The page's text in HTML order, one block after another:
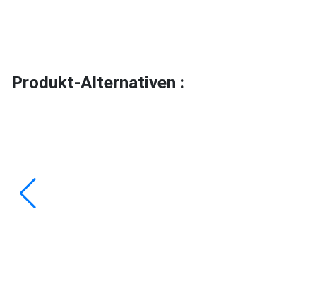
Produkt-Alternativen :